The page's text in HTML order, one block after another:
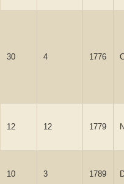
30 4 1776
12 12 1779
10 3 1789